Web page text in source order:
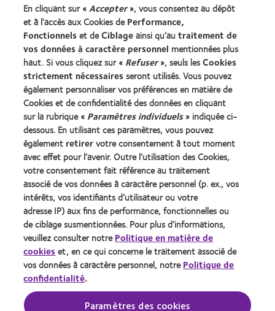
Technologie des lentilles de contact
Trouver un specialiste
Lentilles de contact et vision
Nouveau porteur
Porteur de longue date
À propos de CooperVision
Carrières
Actualites
Contact
Legal
Politique de confidentialité
Cookies
Conditions d'utilisation
En cliquant sur «Accepter», vous consentez au dépôt
et à l’accès aux Cookies dePerformance,
Fonctionnelset deCiblageainsi qu’autraitement de
vos données à caractère personnel mentionnées plus
haut. Si vous cliquez sur « Refuser», seuls lesCookies
strictement nécessairesseront utilisés. Vous pouvez
également personnaliser vos préférences en matière de
Cookies et de confidentialité des données en cliquant
sur la rubrique « Paramètres individuels» indiquée ci-
dessous. En utilisant ces paramètres, vous pouvez
également retirervotre consentement à tout moment
avec effet pour l’avenir. Outre l’utilisation des Cookies,
votre consentement fait référence au traitement
associé de vos données à caractère personnel (p. ex., vos
intérêts, vos identifiants d’utilisateur ou votre
adresse IP) aux fins de performance, fonctionnelles ou
de ciblage susmentionnées. Pour plus d’informations,
veuillez consulter notrePolitique en matière de
cookieset, en ce qui concerne le traitement associé de
vos données à caractère personnel, notrePolitique de
confidentialité.
Paramètres des cookies